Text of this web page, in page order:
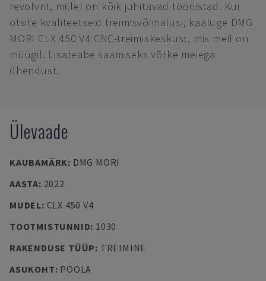
revolvrit, millel on kõik juhitavad tööriistad. Kui
otsite kvaliteetseid treimisvõimalusi, kaaluge DMG
MORI CLX 450 V4 CNC-treimiskeskust, mis meil on
müügil. Lisateabe saamiseks võtke meiega
ühendust.
Ülevaade
KAUBAMÄRK: DMG MORI
AASTA: 2022
MUDEL: CLX 450 V4
TOOTMISTUNNID: 1030
RAKENDUSE TÜÜP: TREIMINE
ASUKOHT: POOLA